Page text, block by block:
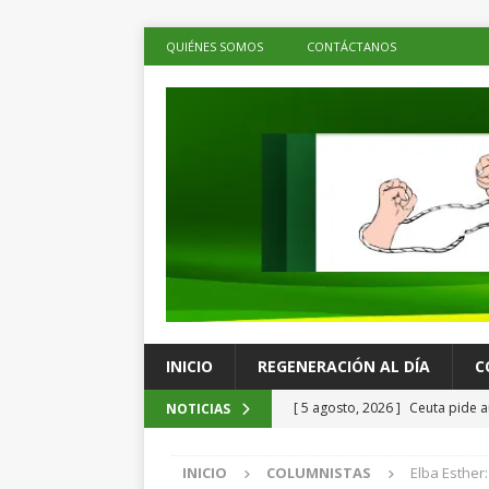
QUIÉNES SOMOS CONTÁCTANOS
INICIO REGENERACIÓN AL DÍA
NOTICIAS [ 5 agosto, 2026 ] Ceuta pide
[ 5 agosto, 2026 ]
Ray
INICIO COLUMNISTAS Elba